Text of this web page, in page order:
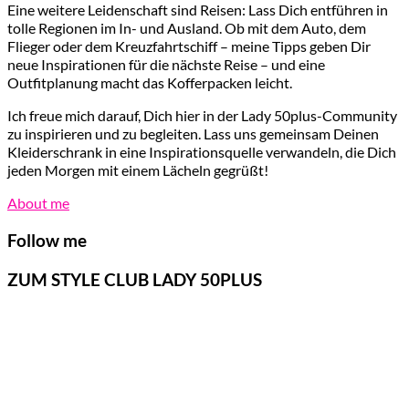
Eine weitere Leidenschaft sind Reisen: Lass Dich entführen in
tolle Regionen im In- und Ausland. Ob mit dem Auto, dem
Flieger oder dem Kreuzfahrtschiff – meine Tipps geben Dir
neue Inspirationen für die nächste Reise – und eine
Outfitplanung macht das Kofferpacken leicht.
Ich freue mich darauf, Dich hier in der Lady 50plus-Community
zu inspirieren und zu begleiten. Lass uns gemeinsam Deinen
Kleiderschrank in eine Inspirationsquelle verwandeln, die Dich
jeden Morgen mit einem Lächeln gegrüßt!
About me
Follow me
ZUM STYLE CLUB LADY 50PLUS